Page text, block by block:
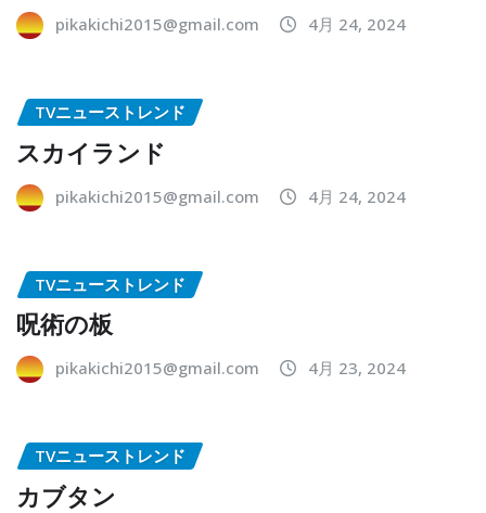
pikakichi2015@gmail.com 4月 24, 2024
TVニューストレンド
スカイランド
pikakichi2015@gmail.com 4月 24, 2024
TVニューストレンド
呪術の板
pikakichi2015@gmail.com 4月 23, 2024
TVニューストレンド
カブタン